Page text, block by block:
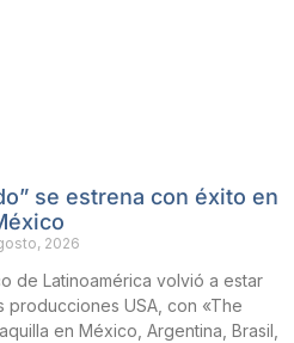
se estrena con éxito en
2026
de Latinoamérica volvió a estar
USA, con «The
en México, Argentina, Brasil,